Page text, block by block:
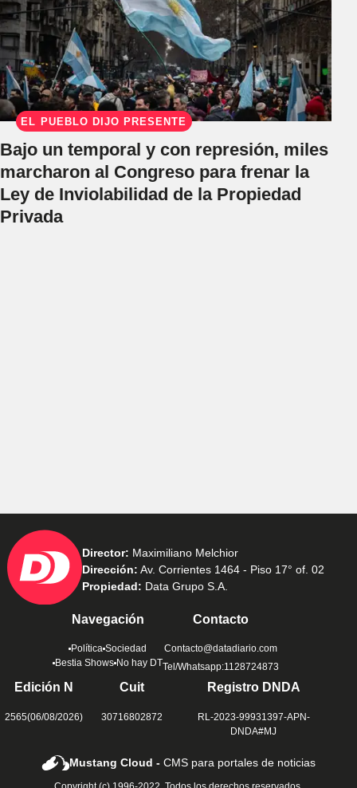
EL PUEBLO DIJO PRESENTE
Bajo un temporal y con represión, miles
marcharon al Congreso para frenar la
Ley de Inviolabilidad de la Propiedad
Privada
Director: Maximiliano Melchior
Dirección: Av. Corrientes 1464 - Piso 17° of. 02
Propiedad: Data Grupo S.A.
Navegación
Política Sociedad
Bestia Shows No hay DT
Contacto
Contacto@datadiario.com
Tel/Whatsapp:1128724873
Edición N
2565(06/08/2026)
Cuit
30716802872
Registro DNDA
RL-2023-99931397-APN-
DNDA#MJ
Mustang Cloud -CMS para portales de noticias